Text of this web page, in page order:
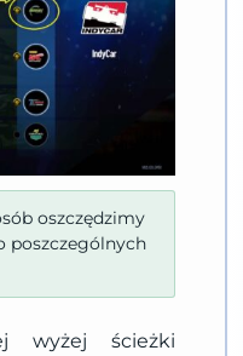
oszczędzimy
poszczególnych
wyżej ścieżki